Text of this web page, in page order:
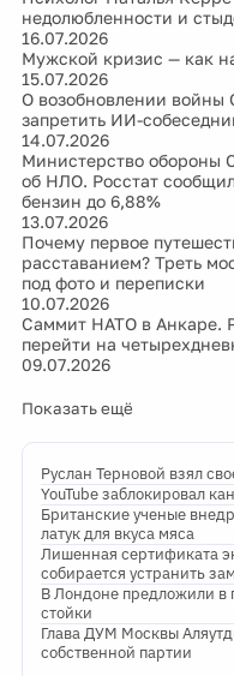
недолюбленности и
16.07.2026
Мужской кризис — как
15.07.2026
О возобновлении
запретить ИИ-
14.07.2026
Министерство обороны
об НЛО. Росстат
бензин до 6,88%
13.07.2026
Почему первое
расставанием? Треть
под фото и переписки
10.07.2026
Саммит НАТО в Анкаре.
перейти на
09.07.2026
Показать ещё
Руслан Терновой взял
YouTube заблокировал
Британские ученые
латук для вкуса мяса
Лишенная сертификата
собирается устранить
В Лондоне предложили в
стойки
Глава ДУМ Москвы
собственной партии